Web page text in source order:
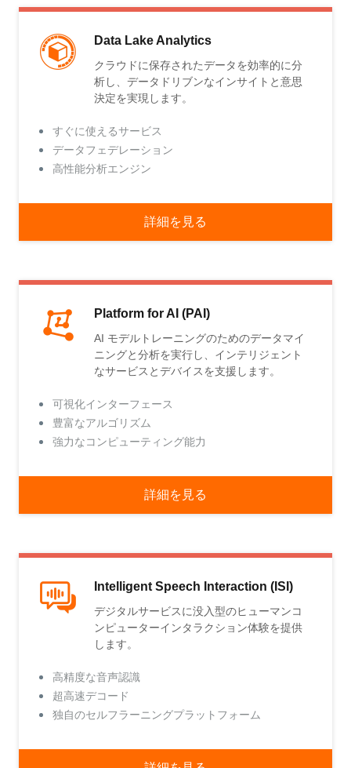
Data Lake Analytics
クラウドに保存されたデータを効率的に分
析し、データドリブンなインサイトと意思
決定を実現します。
すぐに使えるサービス
データフェデレーション
高性能分析エンジン
詳細を見る
Platform for AI (PAI)
AI モデルトレーニングのためのデータマイ
ニングと分析を実行し、インテリジェント
なサービスとデバイスを支援します。
可視化インターフェース
豊富なアルゴリズム
強力なコンピューティング能力
詳細を見る
Intelligent Speech Interaction (ISI)
デジタルサービスに没入型のヒューマンコ
ンピューターインタラクション体験を提供
します。
高精度な音声認識
超高速デコード
独自のセルフラーニングプラットフォーム